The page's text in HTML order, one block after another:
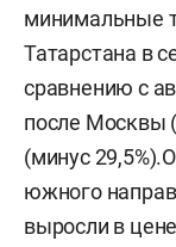
минимальные
Татарстана в
сравнению с
после Москвы
(минус
южного
выросли в